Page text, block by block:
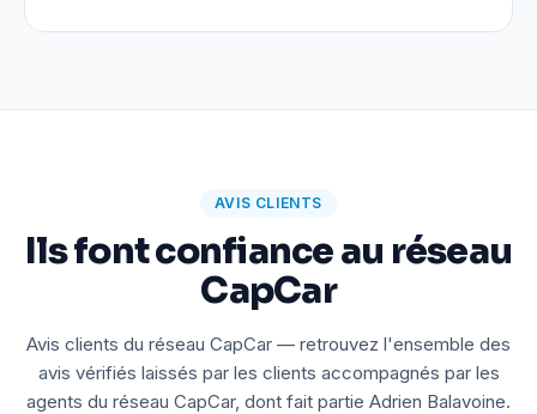
AVIS CLIENTS
Ils font confiance au réseau
CapCar
Avis clients du réseau CapCar — retrouvez l'ensemble des
avis vérifiés laissés par les clients accompagnés par les
agents du réseau CapCar, dont fait partie Adrien Balavoine.